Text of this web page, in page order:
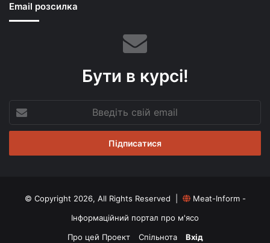
Email розсилка
Бути в курсі!
свій
email
© Copyright 2026, All Rights Reserved |
Meat-Inform -
Інформаційний портал про м'ясо
Про цей Проект
Спільнота Вхід